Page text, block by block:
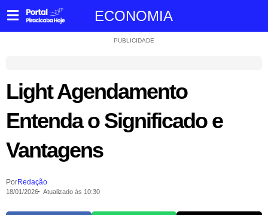
ECONOMIA
PUBLICIDADE
Light Agendamento
Entenda o Significado e
Vantagens
PorRedação
18/01/2026 Atualizado às 10:30